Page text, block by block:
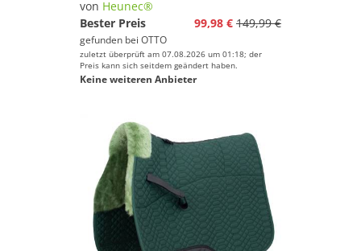
von Heunec®
Bester Preis
99,98 € 149,99 €
gefunden bei OTTO
zuletzt überprüft am 07.08.2026 um 01:18; der
Preis kann sich seitdem geändert haben.
Keine weiteren Anbieter